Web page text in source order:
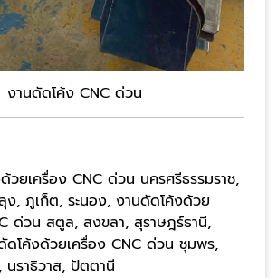
งานดัดโค้ง CNC ด่วน
วยเครื่อง CNC ด่วน นครศรีธรรมราช,
, ภูเก็ต, ระนอง, งานดัดโค้งด้วย
ด่วน สตูล, สงขลา, สุราษฎร์ธานี,
ดโค้งด้วยเครื่อง CNC ด่วน ชุมพร,
นราธิวาส, ปัตตานี